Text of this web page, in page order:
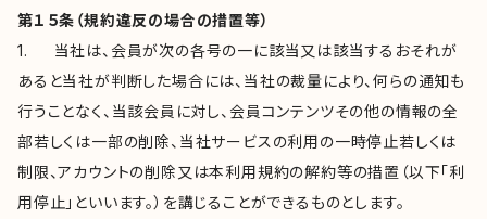
第１５条（規約違反の場合の措置等）
1. 当社は、会員が次の各号の一に該当又は該当するおそれが
あると当社が判断した場合には、当社の裁量により、何らの通知も
行うことなく、当該会員に対し、会員コンテンツその他の情報の全
部若しくは一部の削除、当社サービスの利用の一時停止若しくは
制限、アカウントの削除又は本利用規約の解約等の措置（以下「利
用停止」といいます。）を講じることができるものとします。